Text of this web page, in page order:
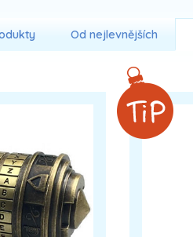
Od nejlevnějších